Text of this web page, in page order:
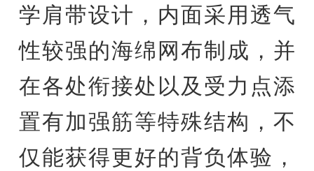
学肩带设计，内面采用透气
性较强的海绵网布制成，并
在各处衔接处以及受力点添
置有加强筋等特殊结构，不
仅能获得更好的背负体验，